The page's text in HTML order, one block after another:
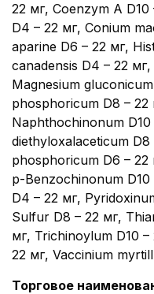
22 мг, Coenzym A
D4 – 22 мг, Conium
aparine D6 – 22 мг,
canadensis D4 – 22
Magnesium
phosphoricum D8 – 22
Naphthochinonum
diethyloxalaceticum
phosphoricum D6 – 22
p-Benzochinonum
D4 – 22 мг,
Sulfur D8 – 22 мг,
мг, Trichinoylum D10
22 мг, Vaccinium
Торговое